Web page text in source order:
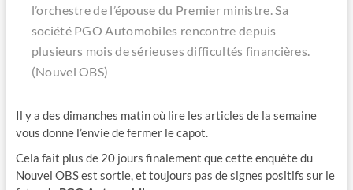
l’orchestre de l’épouse du Premier ministre. Sa
société PGO Automobiles rencontre depuis
plusieurs mois de sérieuses difficultés financières.
(Nouvel OBS)
Il y a des dimanches matin où lire les articles de la semaine
vous donne l’envie de fermer le capot.
Cela fait plus de 20 jours finalement que cette enquête du
Nouvel OBS est sortie, et toujours pas de signes positifs sur le